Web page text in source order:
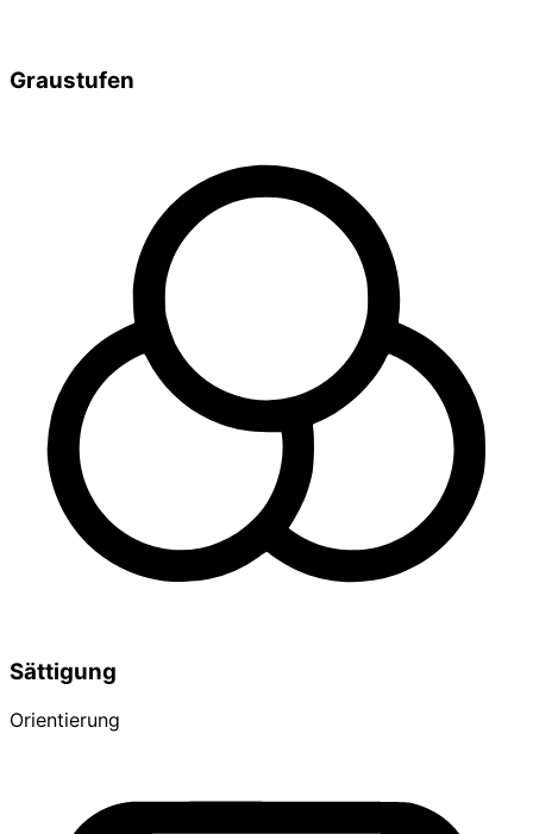
Graustufen
Sättigung
Orientierung